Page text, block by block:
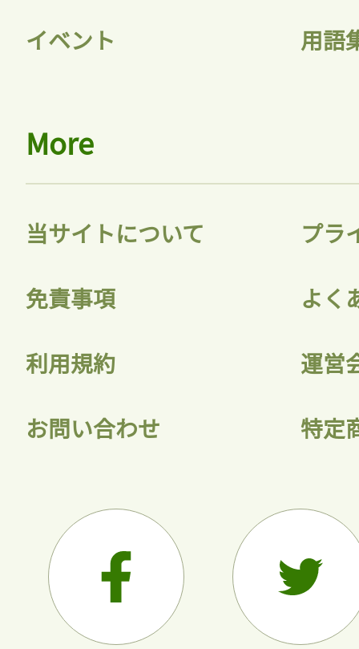
記事をお気に入りに
会員登録
イベント 用語
More
当サイトについて プラ
免責事項 よく
利用規約 運営
お問い合わせ 特定